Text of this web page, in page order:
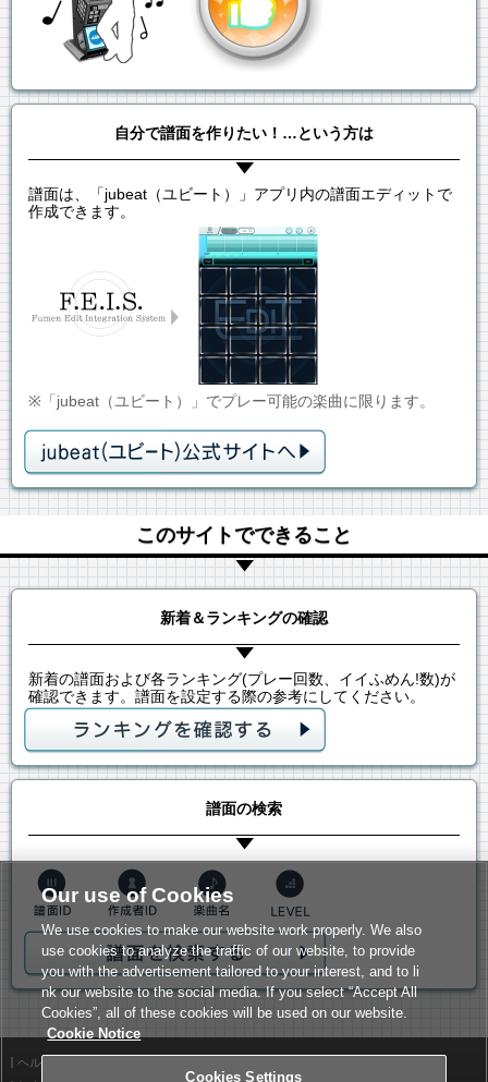
自分で譜面を作りたい！…という方は
譜面は、「jubeat（ユビート）」アプリ内の譜面エディットで
作成できます。
※「jubeat（ユビート）」でプレー可能の楽曲に限ります。
このサイトでできること
新着＆ランキングの確認
新着の譜面および各ランキング(プレー回数、イイふめん!数)が
確認できます。譜面を設定する際の参考にしてください。
譜面の検索
ヘルプ
Our use of Cookies
We use cookies to make our website work properly. We also
use cookies to analyze the traffic of our website, to provide
you with the advertisement tailored to your interest, and to li
nk our website to the social media. If you select “Accept All
Cookies”, all of these cookies will be used on our website.
Cookie Notice
Cookies Settings